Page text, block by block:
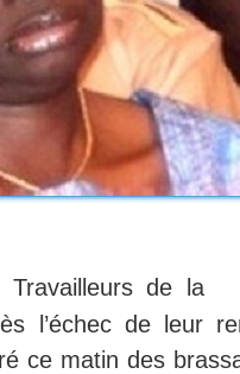
de la
l’échec de leur
ce matin des